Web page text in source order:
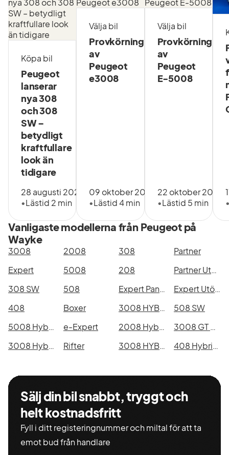
servicetjänster för
välkända varumärken
som Volvo, Ford,
Renault, Dacia, Mazda
och MG. Vi vill att allt
som rör livet med bilen,
lastbilen och båten blir
enkelt, inspirerande och
tryggt och ge alla i
Brandtland möjligheten
till ett hållbart och
mobilt liv.
Välkommen till Brandt!
Köpa bil
Peugeot
lanserar
nya 308
och 308
SW –
betydligt
kraftfullare
look än
tidigare
28 augusti 2025
•Lästid 2 min
Välja bil
Provkörning
av
Peugeot
e3008
09 oktober 2024
•Lästid 4 min
Välja bil
Provkörning
av
Peugeot
E-5008
22 oktober 2024
•Lästid 5 min
Vanligaste modellerna från Peugeot på
Wayke
3008 2008 308
Partner
Expert
5008 208
Partner Utökad Last
308 SW
508 Expert Panel Van
Expert Utökad Last
408
Boxer 3008 HYBRID4 300
508 SW
5008 Hybrid 145
e-Expert 2008 Hybrid 145
3008 GT HYBRID4
3008 Hybrid 145
Rifter 3008 HYBRID 225 408 Hybrid 145
Sälj din bil snabbt, tryggt och
helt kostnadsfritt
Fyll i ditt registeringnummer och miltal för att ta
emot bud från handlare